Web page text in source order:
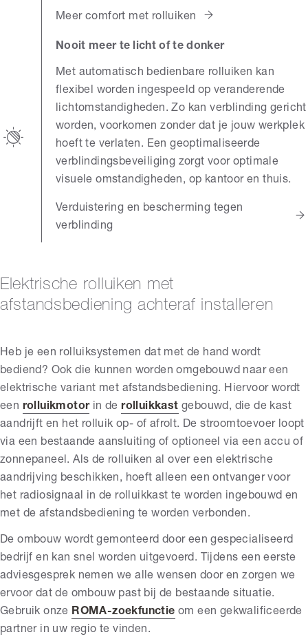
Meer comfort met rolluiken
Nooit meer te licht of te donker
Met automatisch bedienbare rolluiken kan
flexibel worden ingespeeld op veranderende
lichtomstandigheden. Zo kan verblinding gericht
worden, voorkomen zonder dat je jouw werkplek
hoeft te verlaten. Een geoptimaliseerde
verblindingsbeveiliging zorgt voor optimale
visuele omstandigheden, op kantoor en thuis.
Verduistering en bescherming tegen
verblinding
Elektrische rolluiken met
afstandsbediening achteraf installeren
Heb je een rolluiksystemen dat met de hand wordt
bediend? Ook die kunnen worden omgebouwd naar een
elektrische variant met afstandsbediening. Hiervoor wordt
een rolluikmotorin derolluikkast gebouwd, die de kast
aandrijft en het rolluik op- of afrolt. De stroomtoevoer loopt
via een bestaande aansluiting of optioneel via een accu of
zonnepaneel. Als de rolluiken al over een elektrische
aandrijving beschikken, hoeft alleen een ontvanger voor
het radiosignaal in de rolluikkast te worden ingebouwd en
met de afstandsbediening te worden verbonden.
De ombouw wordt gemonteerd door een gespecialiseerd
bedrijf en kan snel worden uitgevoerd. Tijdens een eerste
adviesgesprek nemen we alle wensen door en zorgen we
ervoor dat de ombouw past bij de bestaande situatie.
Gebruik onze ROMA-zoekfunctie om een gekwalificeerde
partner in uw regio te vinden.